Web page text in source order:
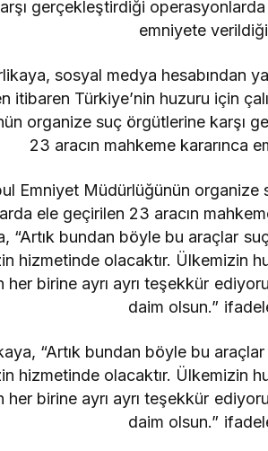
gerçekleştirdiği
emniyete
sosyal medya hesabından
itibaren Türkiye’nin huzuru için
organize suç örgütlerine karşı
23 aracın mahkeme kararınca
Emniyet Müdürlüğünün
ele geçirilen 23 aracın
“Artık bundan böyle bu araçlar
hizmetinde olacaktır. Ülkemizin
her birine ayrı ayrı teşekkür
daim olsun.”
“Artık bundan böyle bu
hizmetinde olacaktır. Ülkemizin
her birine ayrı ayrı teşekkür
daim olsun.”